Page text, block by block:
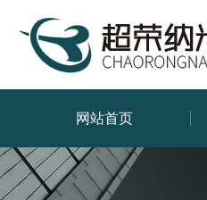
网站首页